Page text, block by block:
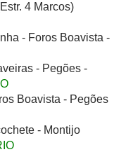
4 Marcos)
- Foros Boavista -
- Pegões -
Boavista - Pegões
- Montijo